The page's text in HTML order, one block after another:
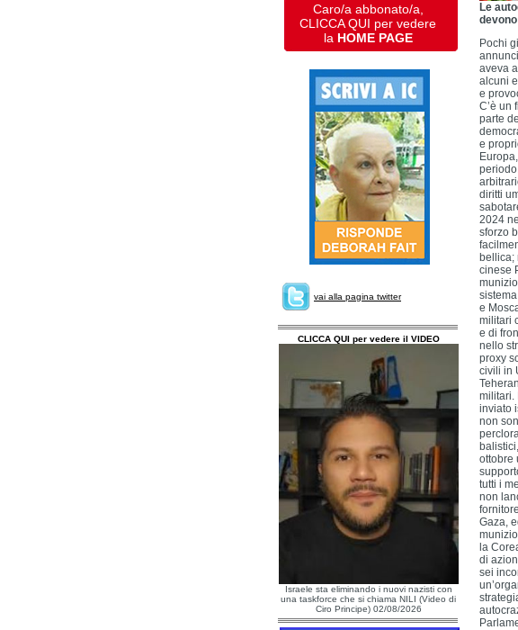
Caro/a abbonato/a,
CLICCA QUI per vedere
la HOME PAGE
vai alla pagina twitter
CLICCA QUI per vedere il VIDEO
Israele sta eliminando i nuovi nazisti con
una taskforce che si chiama NILI (Video di
Ciro Principe) 02/08/2026
Le
Pochi
aveva
alcuni
e
C’è un
parte
e
diritti
2024
sforzo
bellica;
cinese
e
militari
e di
nello
proxy
civili in
militari.
inviato
non
ottobre
tutti i
non
Gaza,
la
di
sei